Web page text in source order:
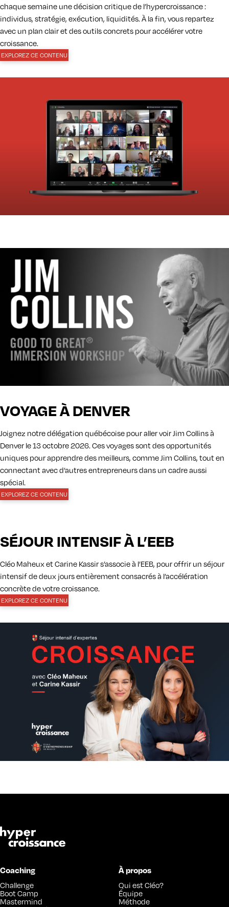
chaque semaine une décision critique de l’hypercroissance :
individus, stratégie, exécution, liquidités. À la fin, vous repartez
avec un plan clair et des outils concrets pour accélérer votre
croissance.
EXPLOREZ CE CONTENU
VOYAGE À DENVER
Joignez notre délégation québécoise pour aller voir Jim Collins à
Denver le 13 octobre 2026. Ces voyages sont des opportunités
uniques pour apprendre des meilleurs, comme Jim Collins, tout en
connectant avec d’autres entrepreneurs dans un cadre aussi
spécial.
EXPLOREZ CE CONTENU
SÉJOUR INTENSIF À L’EEB
Cléo Maheux et Carine Kassir s’associe à l’EEB, pour offrir un séjour
intensif de deux jours entièrement consacrés à l’accélération
concrète de votre croissance.
EXPLOREZ CE CONTENU
Coaching
Challenge
Boot Camp
Mastermind
À propos
Qui est Cléo?
Équipe
Méthode